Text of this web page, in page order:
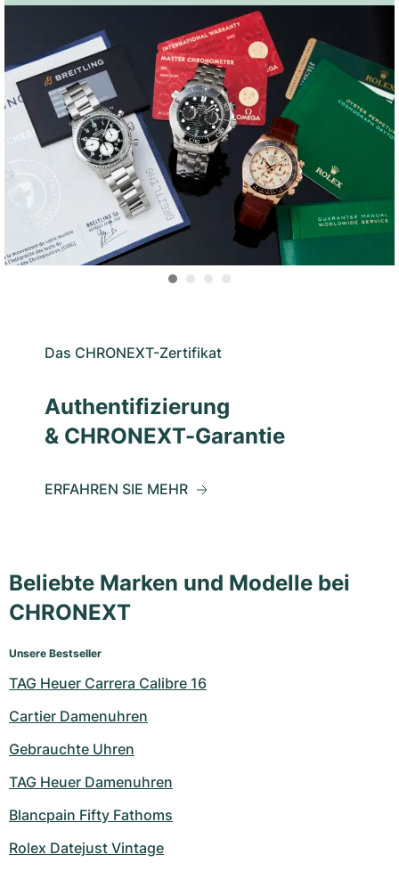
Das CHRONEXT-Zertifikat
Authentifizierung
& CHRONEXT-Garantie
ERFAHREN SIE MEHR
Beliebte Marken und Modelle bei
CHRONEXT
Unsere Bestseller
TAG Heuer Carrera Calibre 16
Cartier Damenuhren
Gebrauchte Uhren
TAG Heuer Damenuhren
Blancpain Fifty Fathoms
Rolex Datejust Vintage